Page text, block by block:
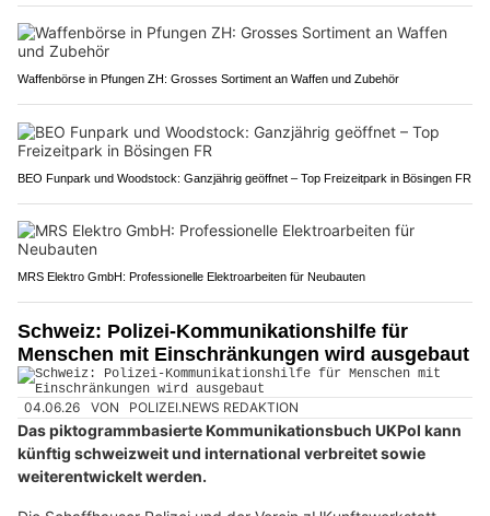
Waffenbörse in Pfungen ZH: Grosses Sortiment an Waffen und Zubehör
BEO Funpark und Woodstock: Ganzjährig geöffnet – Top Freizeitpark in Bösingen FR
MRS Elektro GmbH: Professionelle Elektroarbeiten für Neubauten
Schweiz: Polizei-Kommunikationshilfe für
Menschen mit Einschränkungen wird ausgebaut
04.06.26 VON POLIZEI.NEWS REDAKTION
Das piktogrammbasierte Kommunikationsbuch UKPol kann
künftig schweizweit und international verbreitet sowie
weiterentwickelt werden.